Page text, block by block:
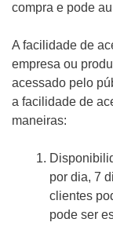
compra e pode
A facilidade de
empresa ou
acessado pelo
a facilidade de
maneiras:
por dia, 7
clientes
pode ser